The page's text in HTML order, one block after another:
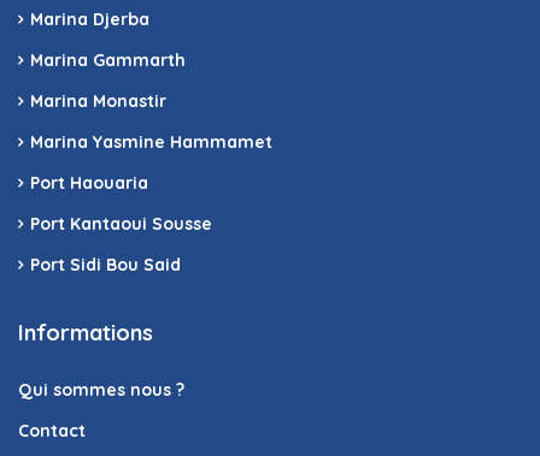
Marina Djerba
Marina Gammarth
Marina Monastir
Marina Yasmine Hammamet
Port Haouaria
Port Kantaoui Sousse
Port Sidi Bou Said
Informations
Qui sommes nous ?
Contact